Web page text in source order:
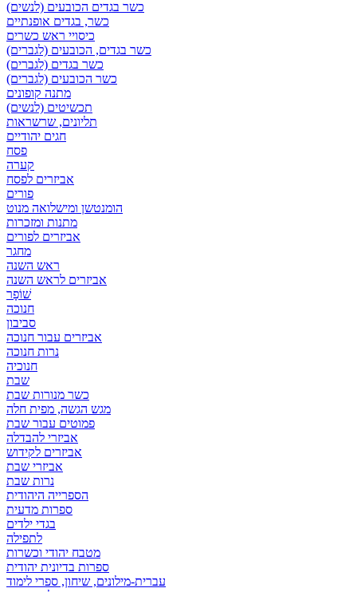
כשר בגדים הכובעים (לנשים)
כשר, בגדים אופנתיים
כיסויי ראש כשרים
כשר בגדים, הכובעים (לגברים)
כשר בגדים (לגברים)
כשר הכובעים (לגברים)
מתנה קופונים
תכשיטים (לנשים)
תליונים, שרשראות
חגים יהודיים
פסח
קערה
אביזרים לפסח
פורים
הומנטשן ומישלואה מנוט
מתנות ומזכרות
אביזרים לפורים
מחגר
ראש השנה
אביזרים לראש השנה
שׁוֹפָר
חנוכה
סביבון
אביזרים עבור חנוכה
נרות חנוכה
חנוכיה
שבת
כשר מנורות שבת
מגש הגשה, מפית חלה
פמוטים עבור שבת
אביזרי להבדלה
אביזרים לקידוש
אביזרי שבת
נרות שבת
הספרייה היהודית
ספרות מדעית
בגדי ילדים
לתפילה
מטבח יהודי וכשרות
ספרות בדיונית יהודית
עברית-מילונים, שיחון, ספרי לימוד